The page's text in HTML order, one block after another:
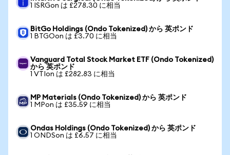
1 ISRGon は £278.30 に相当
BitGo Holdings (Ondo Tokenized) から 英ポンド
1 BTGOon は £3.70 に相当
Vanguard Total Stock Market ETF (Ondo Tokenized)
から 英ポンド
1 VTIon は £282.83 に相当
MP Materials (Ondo Tokenized) から 英ポンド
1 MPon は £35.59 に相当
Ondas Holdings (Ondo Tokenized) から 英ポンド
1 ONDSon は £6.57 に相当